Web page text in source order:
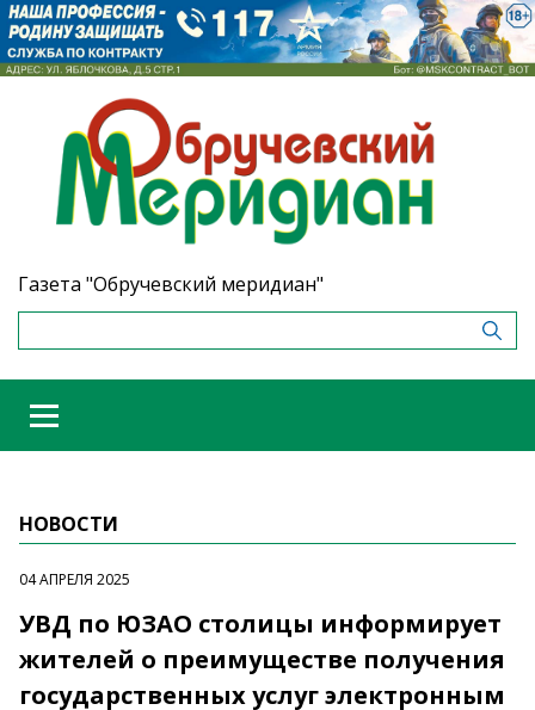
Газета "Обручевский меридиан"
НОВОСТИ
04 АПРЕЛЯ 2025
УВД по ЮЗАО столицы информирует
жителей о преимуществе получения
государственных услуг электронным